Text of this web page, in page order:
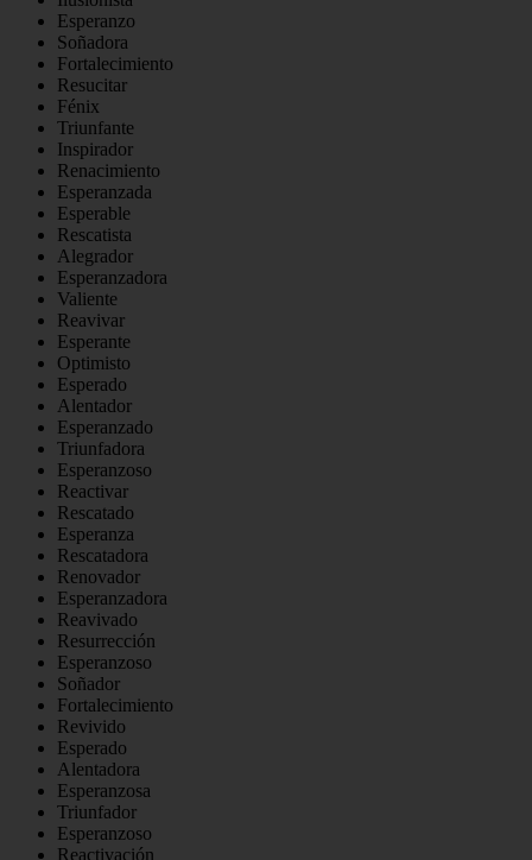
Esperanzo
Soñadora
Fortalecimiento
Resucitar
Fénix
Triunfante
Inspirador
Renacimiento
Esperanzada
Esperable
Rescatista
Alegrador
Esperanzadora
Valiente
Reavivar
Esperante
Optimisto
Esperado
Alentador
Esperanzado
Triunfadora
Esperanzoso
Reactivar
Rescatado
Esperanza
Rescatadora
Renovador
Esperanzadora
Reavivado
Resurrección
Esperanzoso
Soñador
Fortalecimiento
Revivido
Esperado
Alentadora
Esperanzosa
Triunfador
Esperanzoso
Reactivación